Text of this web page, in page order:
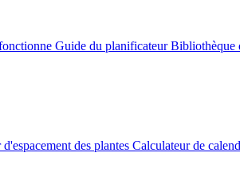
Guide du planificateurBibliothèque
des plantes Calculateur de